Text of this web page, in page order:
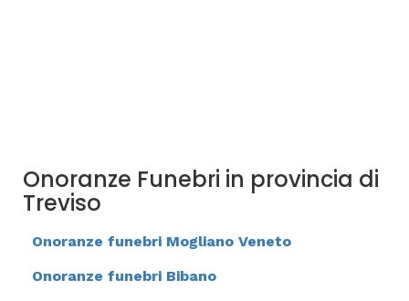
Onoranze Funebri in provincia di
Treviso
Onoranze funebri Mogliano Veneto
Onoranze funebri Bibano